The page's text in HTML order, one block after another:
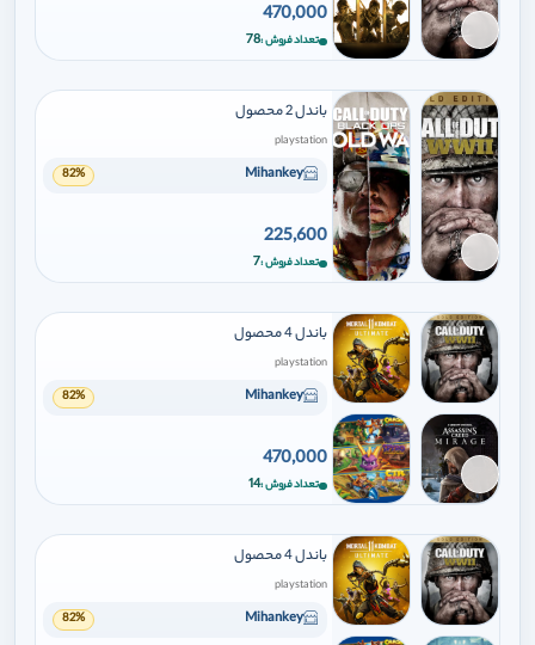
برای افزودن وارد شوید
470,000
تعداد فروش 78
برای افزودن وارد شوید
باندل 2 محصول
playstation
Mihankey
82%
225,600
تعداد فروش 7
برای افزودن وارد شوید
باندل 4 محصول
playstation
Mihankey
82%
470,000
تعداد فروش 14
باندل 4 محصول
playstation
Mihankey
82%